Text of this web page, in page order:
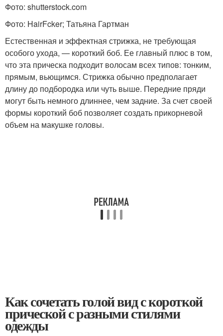
Фото: shutterstock.com
Фото: HairFcker; Татьяна Гартман
Естественная и эффектная стрижка, не требующая
особого ухода, — короткий боб. Ее главный плюс в том,
что эта прическа подходит волосам всех типов: тонким,
прямым, вьющимся. Стрижка обычно предполагает
длину до подбородка или чуть выше. Передние пряди
могут быть немного длиннее, чем задние. За счет своей
формы короткий боб позволяет создать прикорневой
объем на макушке головы.
Как сочетать голой вид с короткой
прической с разными стилями
одежды